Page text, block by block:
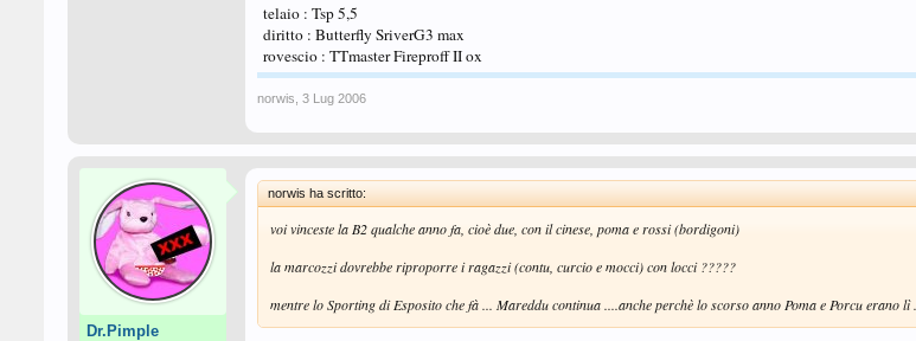
telaio : Tsp 5,5
diritto : Butterfly SriverG3 max
rovescio : TTmaster Fireproff II ox
norwis 3 Lug 2006
Dr.Pimple
norwis ha scritto:
voi vinceste la B2 qualche anno fa, cioè due, con il cinese, poma e rossi (bordigoni)
la marcozzi dovrebbe riproporre i ragazzi (contu, curcio e mocci) con locci ?????
mentre lo Sporting di Esposito che fà ... Mareddu continua ....anche perchè lo scorso anno Poma e Porcu erano lì .